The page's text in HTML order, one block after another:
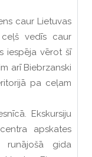
caur Lietuvas
ceļš vedīs caur
iespēja vērot šī
arī Biebrzanski
pa ceļam
Ekskursiju
apskates
runājošā gida